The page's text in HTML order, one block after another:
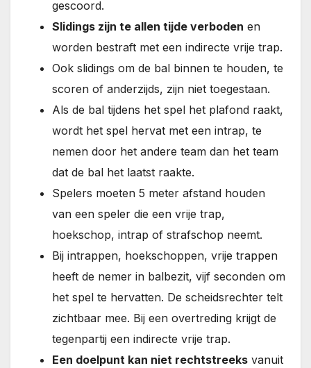
gescoord.
Slidings zijn te allen tijde verboden en
worden bestraft met een indirecte vrije trap.
Ook slidings om de bal binnen te houden, te
scoren of anderzijds, zijn niet toegestaan.
Als de bal tijdens het spel het plafond raakt,
wordt het spel hervat met een intrap, te
nemen door het andere team dan het team
dat de bal het laatst raakte.
Spelers moeten 5 meter afstand houden
van een speler die een vrije trap,
hoekschop, intrap of strafschop neemt.
Bij intrappen, hoekschoppen, vrije trappen
heeft de nemer in balbezit, vijf seconden om
het spel te hervatten. De scheidsrechter telt
zichtbaar mee. Bij een overtreding krijgt de
tegenpartij een indirecte vrije trap.
Een doelpunt kan niet rechtstreeks vanuit